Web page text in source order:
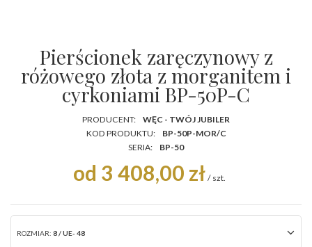
Pierścionek zaręczynowy z
różowego złota z morganitem i
cyrkoniami BP-50P-C
PRODUCENT:
WĘC - TWÓJ JUBILER
KOD PRODUKTU:
BP-50P-MOR/C
SERIA:
BP-50
od 3 408,00 zł / szt.
ROZMIAR: 8 / UE- 48